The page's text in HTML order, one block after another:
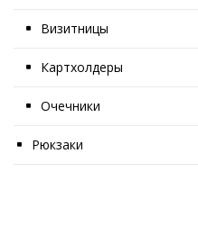
Визитницы
Картхолдеры
Очечники
Рюкзаки